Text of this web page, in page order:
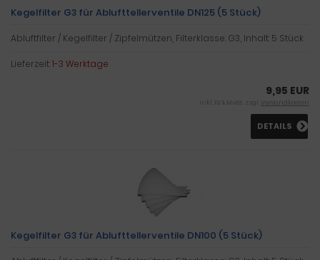
Kegelfilter G3 für Ablufttellerventile DN125 (5 Stück)
Abluftfilter / Kegelfilter / Zipfelmützen, Filterklasse: G3, Inhalt: 5 Stück
Lieferzeit:1-3 Werktage
9,95 EUR
inkl. 19 % MwSt. zzgl. Versandkosten
DETAILS
Kegelfilter G3 für Ablufttellerventile DN100 (5 Stück)